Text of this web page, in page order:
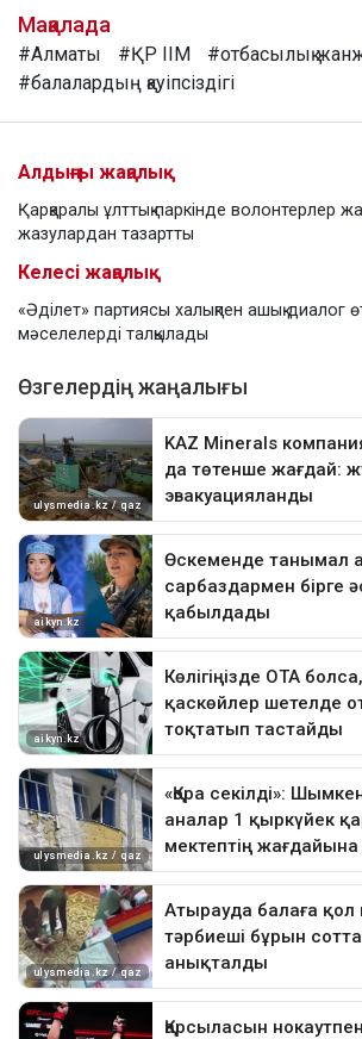
Мақалада
#Алматы #ҚР ІІМ
#отбасылық
#балалардың қауіпсіздігі
Алдыңғы жаңалық
Қарқаралы ұлттық паркінде волонтерлер
жазулардан тазартты
Келесі жаңалық
«Әділет» партиясы халықпен ашық диалог
мәселелерді талқылады